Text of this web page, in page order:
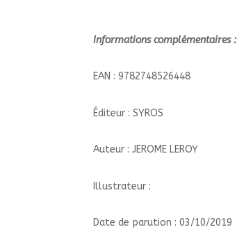
Informations complémentaires :
EAN : 9782748526448
Éditeur : SYROS
Auteur : JEROME LEROY
Illustrateur :
Date de parution : 03/10/2019